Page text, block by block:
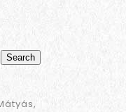
Search